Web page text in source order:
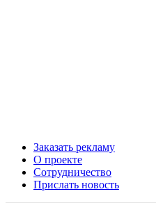
Заказать рекламу
О проекте
Сотрудничество
Прислать новость